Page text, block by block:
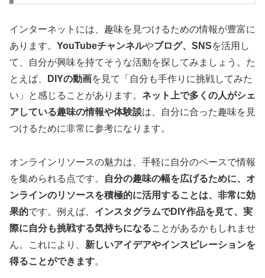
インターネットには、趣味を見つけるための情報が豊富に
あります。 YouTubeチャンネルやブログ、SNSを活用し
て、自分が興味を持てそうな活動を探してみましょう。た
とえば、
DIYの動画を見て「自分も手作りに挑戦してみた
い」と感じることがあります。 ネット上で多くの人がシェ
アしている趣味の情報や体験談は、自分に合った趣味を見
つけるために非常に参考になります。
オンラインリソースの魅力は、手軽に自分のペースで情報
を集められる点です。
自分の趣味の幅を広げるために、オ
ンラインのリソースを積極的に活用することは、非常に効
果的です。例えば、 インスタグラムでDIY作品を見て、実
際に自分も挑戦する気持ちになることがあるかもしれませ
ん。これにより、 新しいアイデアやインスピレーションを
得ることができます。